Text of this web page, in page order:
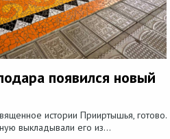
появился новый
истории Прииртышья, готово.
выкладывали его из...